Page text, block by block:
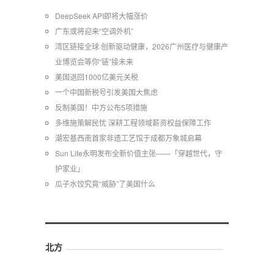
DeepSeek API即将大幅涨价
广东或将迎来“空调外机”
湾区链接全球·创新驱动健康，2026广州医疗与健康产
业博览会等你“链”接未来
美国退回1000亿美元关税
一个中国新税号引发美国大焦虑
反制美国！中方公布5项措施
多维施策解民忧 深耕工程领域薪资权益保障工作
潮宏基西南首家非遗工艺馆于成都万象城启幕
Sun Life永明发布全新价值主张——「穿越世代，守
护家业」
瓜子水饺究竟“威胁”了美国什么
北方